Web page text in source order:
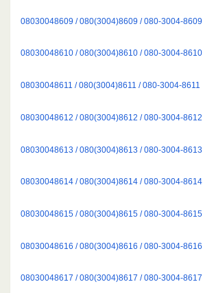
08030048609 / 080(3004)8609 / 080-3004-8609
08030048610 / 080(3004)8610 / 080-3004-8610
08030048611 / 080(3004)8611 / 080-3004-8611
08030048612 / 080(3004)8612 / 080-3004-8612
08030048613 / 080(3004)8613 / 080-3004-8613
08030048614 / 080(3004)8614 / 080-3004-8614
08030048615 / 080(3004)8615 / 080-3004-8615
08030048616 / 080(3004)8616 / 080-3004-8616
08030048617 / 080(3004)8617 / 080-3004-8617